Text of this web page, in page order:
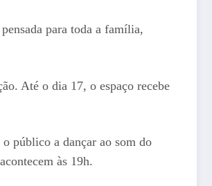
para toda a família,
Até o dia 17, o espaço recebe
público a dançar ao som do
às 19h.